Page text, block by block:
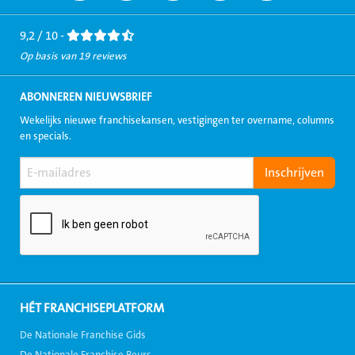
FacebookLinkedInTwitterInstagramYoutube
9,2 / 10 -
Op basis van 19 reviews
ABONNEREN NIEUWSBRIEF
Wekelijks nieuwe franchisekansen, vestigingen ter overname, columns
en specials.
HÉT FRANCHISEPLATFORM
De Nationale Franchise Gids